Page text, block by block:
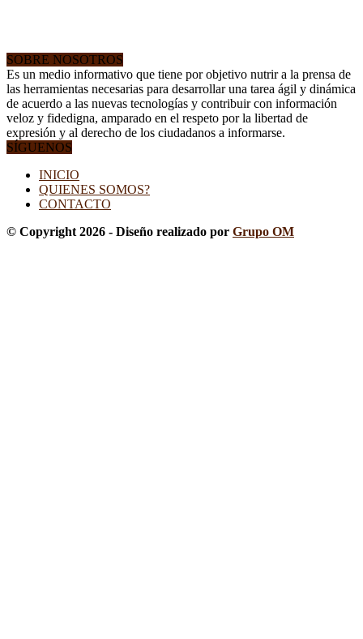
SOBRE NOSOTROS
Es un medio informativo que tiene por objetivo nutrir a la prensa de
las herramientas necesarias para desarrollar una tarea ágil y dinámica
de acuerdo a las nuevas tecnologías y contribuir con información
veloz y fidedigna, amparado en el respeto por la libertad de
expresión y al derecho de los ciudadanos a informarse.
SÍGUENOS
INICIO
QUIENES SOMOS?
CONTACTO
© Copyright 2026 - Diseño realizado por Grupo OM